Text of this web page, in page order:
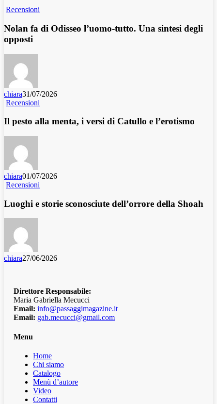
Recensioni
Nolan fa di Odisseo l’uomo-tutto. Una sintesi degli
opposti
chiara31/07/2026
Recensioni
Il pesto alla menta, i versi di Catullo e l’erotismo
chiara01/07/2026
Recensioni
Luoghi e storie sconosciute dell’orrore della Shoah
chiara27/06/2026
Direttore Responsabile:
Maria Gabriella Mecucci
Email: info@passaggimagazine.it
Email: gab.mecucci@gmail.com
Menu
Home
Chi siamo
Catalogo
Menù d’autore
Video
Contatti